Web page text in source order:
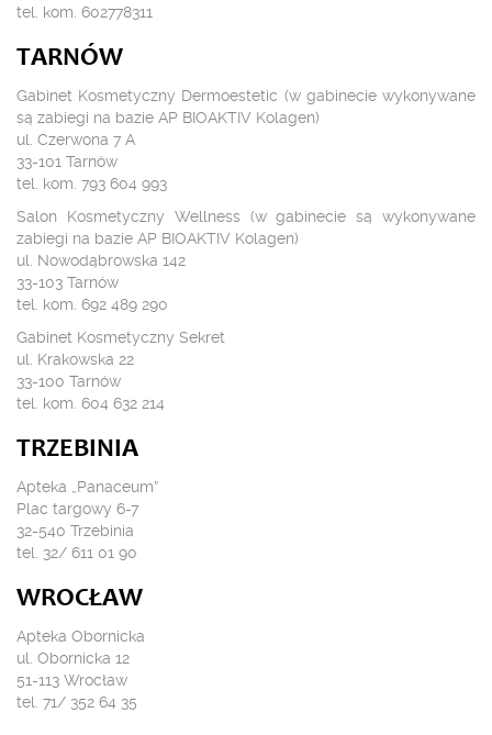
tel. kom. 602778311
TARNÓW
Gabinet Kosmetyczny Dermoestetic (w gabinecie wykonywane
są zabiegi na bazie AP BIOAKTIV Kolagen)
ul. Czerwona 7 A
33-101 Tarnów
tel. kom. 793 604 993
Salon Kosmetyczny Wellness (w gabinecie są wykonywane
zabiegi na bazie AP BIOAKTIV Kolagen)
ul. Nowodąbrowska 142
33-103 Tarnów
tel. kom. 692 489 290
Gabinet Kosmetyczny Sekret
ul. Krakowska 22
33-100 Tarnów
tel. kom. 604 632 214
TRZEBINIA
Apteka „Panaceum”
Plac targowy 6-7
32-540 Trzebinia
tel. 32/ 611 01 90
WROCŁAW
Apteka Obornicka
ul. Obornicka 12
51-113 Wrocław
tel. 71/ 352 64 35